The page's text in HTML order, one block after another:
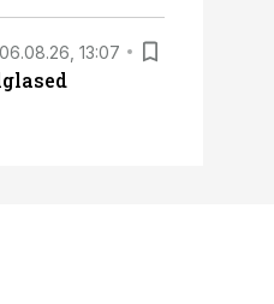
06.08.26, 13:07